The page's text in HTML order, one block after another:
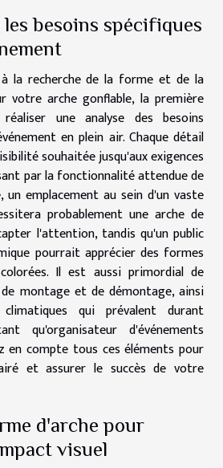
besoins spécifiques
la recherche de la forme et de la
votre arche gonflable, la première
une analyse des besoins
en plein air. Chaque détail
souhaitée jusqu'aux exigences
par la fonctionnalité attendue de
un emplacement au sein d'un vaste
probablement une arche de
l'attention, tandis qu'un public
pourrait apprécier des formes
Il est aussi primordial de
montage et de démontage, ainsi
qui prévalent durant
qu'organisateur d'événements
en compte tous ces éléments pour
et assurer le succès de votre
d'arche pour
visuel